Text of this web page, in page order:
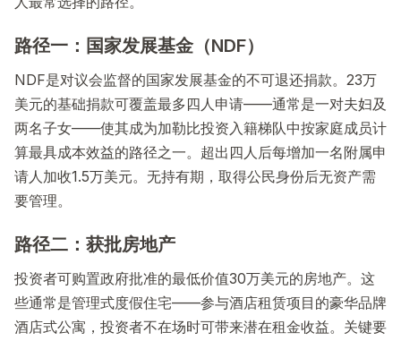
路径一：国家发展基金（NDF）
NDF是对议会监督的国家发展基金的不可退还捐款。23万
美元的基础捐款可覆盖最多四人申请——通常是一对夫妇及
两名子女——使其成为加勒比投资入籍梯队中按家庭成员计
算最具成本效益的路径之一。超出四人后每增加一名附属申
请人加收1.5万美元。无持有期，取得公民身份后无资产需
要管理。
路径二：获批房地产
投资者可购置政府批准的最低价值30万美元的房地产。这
些通常是管理式度假住宅——参与酒店租赁项目的豪华品牌
酒店式公寓，投资者不在场时可带来潜在租金收益。关键要